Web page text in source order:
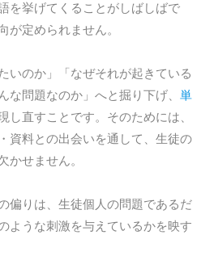
を挙げてくることがしばしばで
が定められません。
いのか」「なぜそれが起きている
な問題なのか」へと掘り下げ、 単
し直すことです。そのためには、
資料との出会いを通して、生徒の
かせません。
偏りは、生徒個人の問題であるだ
ような刺激を与えているかを映す